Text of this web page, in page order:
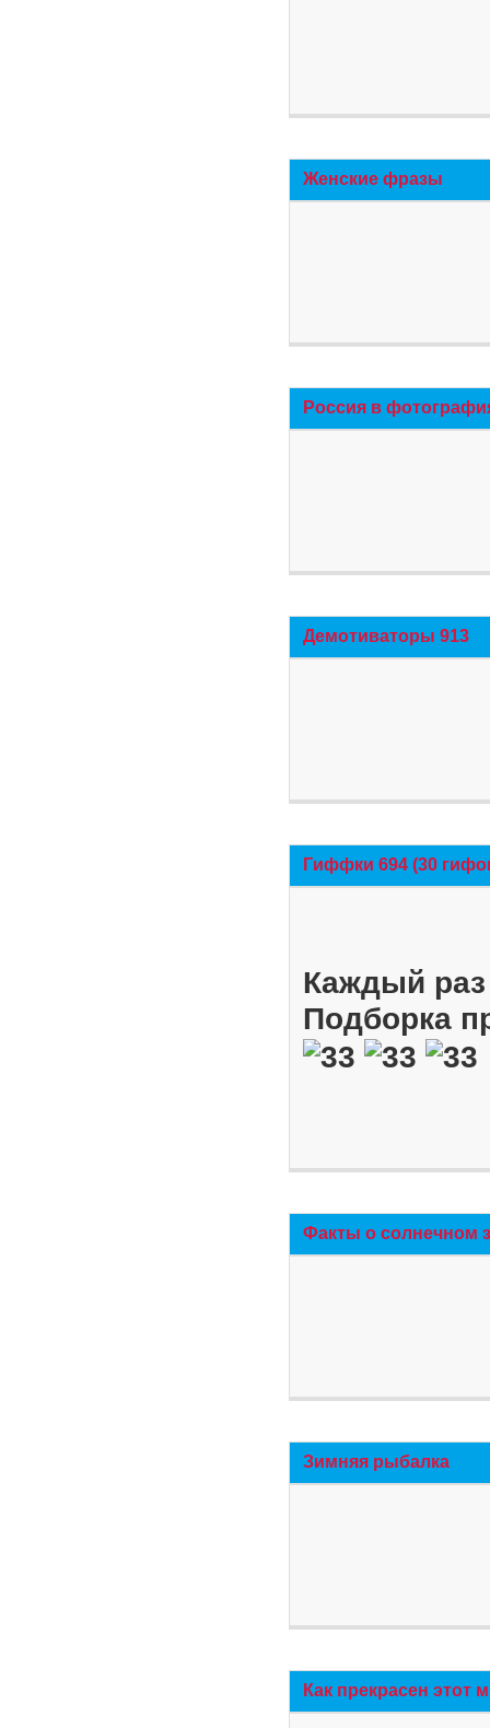
Женские фразы
Россия в
Демотиваторы 913
Гиффки 694 (30
Каждый
Подборка
Факты о солнечном
Зимняя рыбалка
Как прекрасен этот